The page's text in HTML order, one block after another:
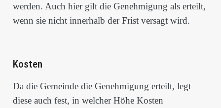
werden. Auch hier gilt die Genehmigung als erteilt,
wenn sie nicht innerhalb der Frist versagt wird.
Kosten
Da die Gemeinde die Genehmigung erteilt, legt
diese auch fest, in welcher Höhe Kosten